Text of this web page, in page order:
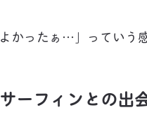
かったぁ…」っていう
ーフィンとの出